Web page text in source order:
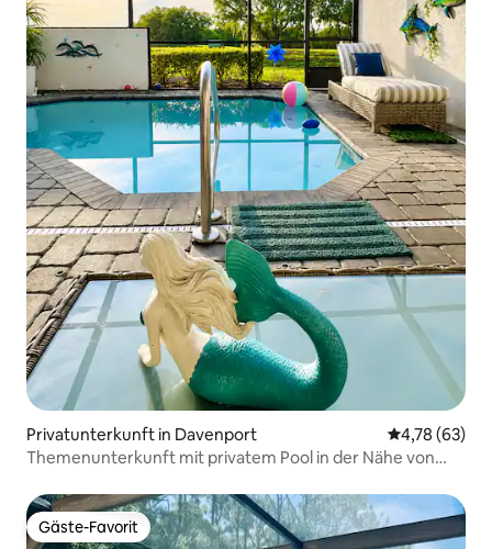
Privatunterkunft in Davenport
4,78 (63)
Themenunterkunft mit privatem Pool in der Nähe von
Gäste-Favorit
Gäste-Favorit